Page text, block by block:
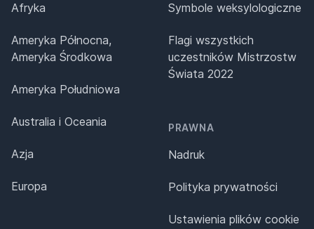
Afryka
Ameryka Północna,
Ameryka Środkowa
Ameryka Południowa
Australia i Oceania
Azja
Europa
Symbole weksylologiczne
Flagi wszystkich
uczestników Mistrzostw
Świata 2022
PRAWNA
Nadruk
Polityka prywatności
Ustawienia plików cookie